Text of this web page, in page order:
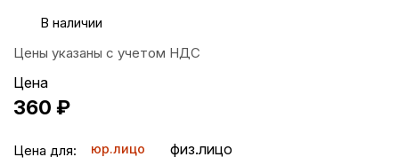
В наличии
Цены указаны с учетом НДС
Цена
360 ₽
Цена для: юр.лицо физ.лицо